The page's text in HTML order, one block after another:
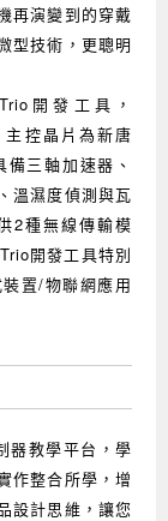
再演變到的穿戴
型技術，更聰明
開發工具，
控晶片為新唐
三軸加速器、
溫濕度偵測與瓦
2種無線傳輸模
開發工具特別
置/物聯網應用
器教學平台，學
作整合所學，增
設計思維，讓您